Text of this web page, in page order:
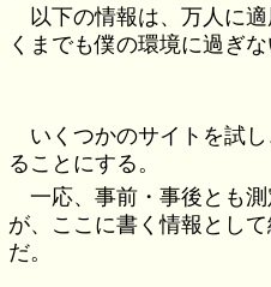
以下の情報は、万人に
くまでも僕の環境に過ぎな
いくつかのサイトを試し
ることにする。
一応、事前・事後とも
が、ここに書く情報とし
だ。